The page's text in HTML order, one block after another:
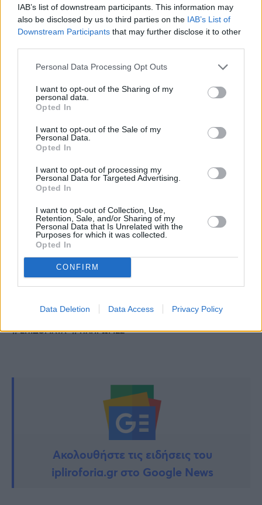
IAB’s list of downstream participants. This information may
also be disclosed by us to third parties on the IAB’s List of
Downstream Participants that may further disclose it to other
Personal Data Processing Opt Outs
I want to opt-out of the Sharing of my
personal data.
Opted In
I want to opt-out of the Sale of my
Personal Data.
Opted In
I want to opt-out of processing my
Personal Data for Targeted Advertising.
Opted In
I want to opt-out of Collection, Use,
Retention, Sale, and/or Sharing of my
Personal Data that Is Unrelated with the
Purposes for which it was collected.
Opted In
CONFIRM
Data Deletion Data Access Privacy Policy
12.000.000 ευρώ σε 13.000 δικαιούχους στο
πλαίσιο επιδοτούμενων προγραμμάτων
απασχόλησης.
προγράμματος «Σπίτι μου».
ΠερισσότερεςΕιδήσεις σήμερα
Θλίψη: Μόλις 20 ετών νεαρός έχασε τη ζωή
Ζώδια: Τι θα φέρει ο Μάιος – Οι τυχεροί και
οι άτυχοι
Πέθανε ο Πάπας Φραγκίσκος
ΕΠΙΔΟΜΑΤΑ ΠΛΗΡΩΜΕΣ
Ακολουθήστε τις ειδήσεις του
ipliroforia.gr στο Google News